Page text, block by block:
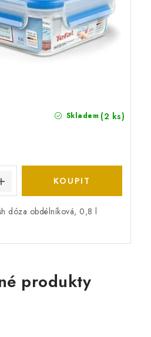
Skladem (2 ks)
dóza obdélníková, 0,8 l
produkty